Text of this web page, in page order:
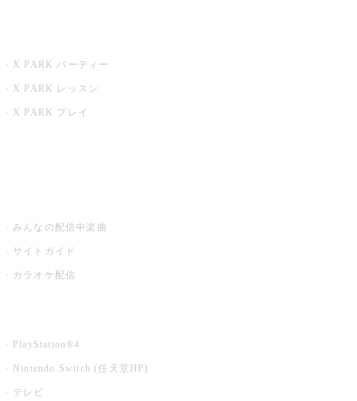
X PARK パーティー
X PARK レッスン
X PARK プレイ
みんなの配信中楽曲
サイトガイド
カラオケ配信
PlayStation®4
Nintendo Switch (任天堂HP)
テレビ